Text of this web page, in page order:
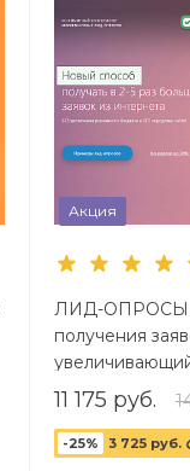
Акция
ЛИД-ОПРОСЫ
получения
11 175 руб.
-25% 3 725 руб.